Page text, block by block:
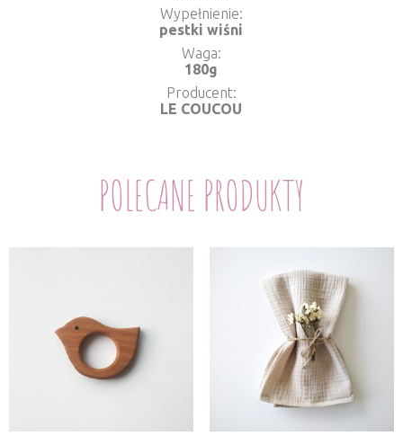
Wypełnienie
pestki wiśni
Waga
180g
Producent
LE COUCOU
POLECANE PRODUKTY